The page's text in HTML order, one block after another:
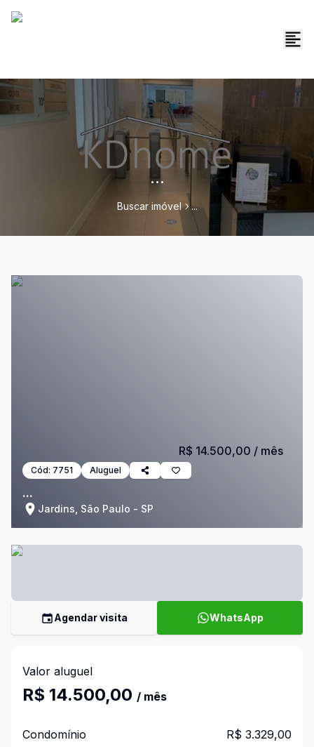
...
Buscar imóvel ...
Cód: 7751 Aluguel
...
Jardins, São Paulo - SP
R$ 14.500,00 / mês
Agendar visita WhatsApp
Valor aluguel
R$ 14.500,00 / mês
Condomínio R$ 3.329,00